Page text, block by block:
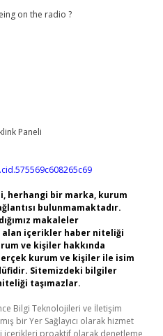
on the radio ?
herhangi bir marka, kurum
bulunmamaktadır.
makaleler
alan içerikler haber niteliği
ve kişiler hakkında
kurum ve kişiler ile isim
Sitemizdeki bilgiler
taşımazlar.
Bilgi Teknolojileri ve İletişim
bir Yer Sağlayıcı olarak hizmet
içerikleri proaktif olarak denetleme